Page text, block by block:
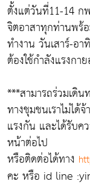
ตั้งแต่วันที่11-14 ก
จิตอาสาทุกท่านพร้
ทำงาน วันเสาร์-อ
ต้องใช้กำลังแรงกา
***สามารถร่วมเดิ
ทางชุมชนเราไม่ได้
แรงกัน และได้รับค
หน้าต่อไป
หรือติดต่อได้ทาง
คะ หรือ id line